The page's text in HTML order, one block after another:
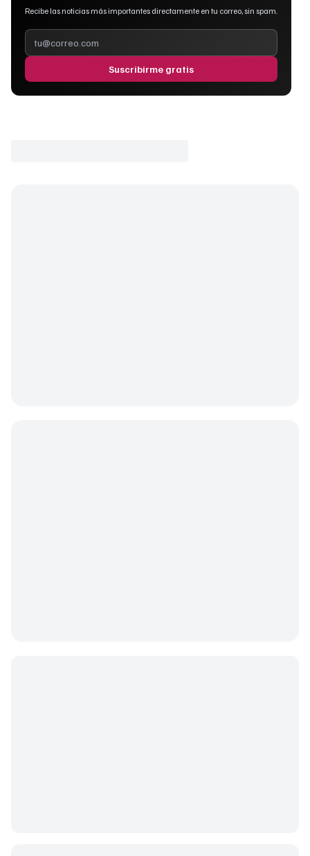
Recibe las noticias más importantes directamente en tu correo, sin spam.
Suscribirme gratis